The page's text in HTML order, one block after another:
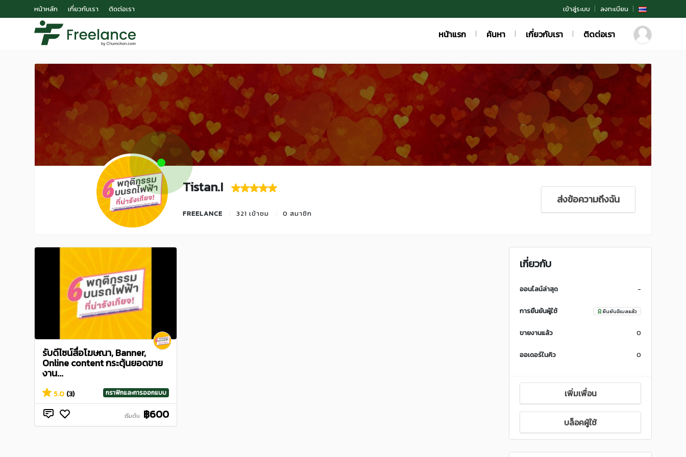
หน้าหลัก เกี่ยวกับเรา ติดต่อเรา เข้าสู่ระบบ ลงทะเบียน
หน้าแรก ค้นหา เกี่ยวกับเรา ติดต่อเรา
Tistan.I
FREELANCE 321 เข้าชม 0 สมาชิก
ส่งข้อความถึงฉัน
รับดีไซน์สื่อโฆษณา, Banner,
Online content กระตุ้นยอดขาย
งาน...
5.0 (3) กราฟิกและการออกแบบ
เริ่มต้น ฿600
เกี่ยวกับ
ออนไลน์ล่าสุด -
การยืนยันผู้ใช้ ยืนยันอีเมลแล้ว
ขายงานแล้ว 0
ออเดอร์ในคิว 0
เพิ่มเพื่อน
บล็อคผู้ใช้